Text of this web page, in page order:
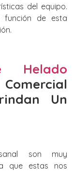
del equipo.
función de esta
Helado
Un
son muy
que estas nos